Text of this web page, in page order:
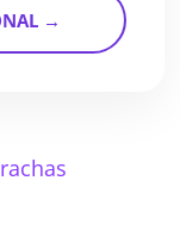
→